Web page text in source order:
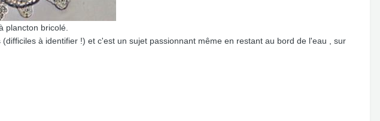
plancton bricolé.
à identifier !) et c'est un sujet passionnant même en restant au bord de l'eau , sur